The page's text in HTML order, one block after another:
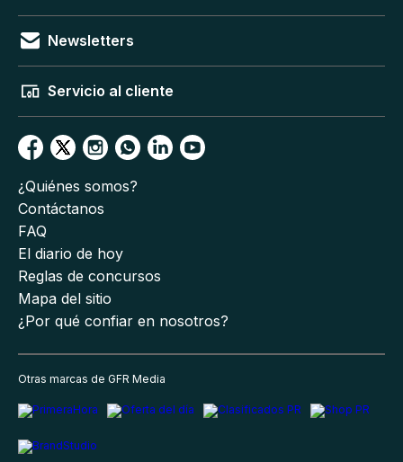
Newsletters
Servicio al cliente
¿Quiénes somos?
Contáctanos
FAQ
El diario de hoy
Reglas de concursos
Mapa del sitio
¿Por qué confiar en nosotros?
Otras marcas de GFR Media